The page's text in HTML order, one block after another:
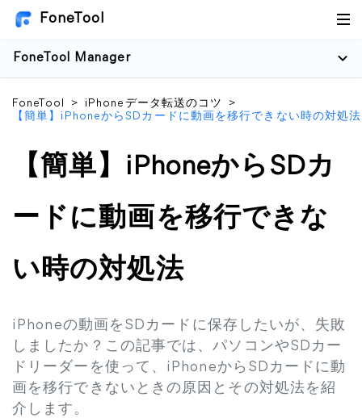
FoneTool
FoneTool Manager
FoneTool > iPhoneデータ転送のコツ
>
【簡単】iPhoneからSDカードに動画を移行できない時の対処法
【簡単】iPhoneからSDカ
ードに動画を移行できな
い時の対処法
iPhoneの動画をSDカードに保存したいが、失敗
しましたか？この記事では、パソコンやSDカー
ドリーダーを使って、iPhoneからSDカードに動
画を移行できないときの原因とその対処法を紹
介します。